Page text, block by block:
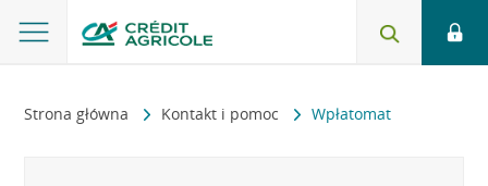
Strona główna Kontakt i pomoc Wpłatomat